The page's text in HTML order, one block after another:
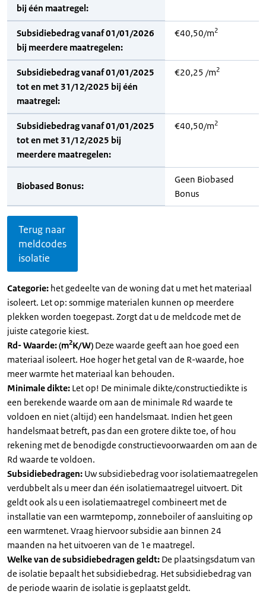
bij één maatregel:
Subsidiebedrag vanaf 01/01/2026
bij meerdere maatregelen:
€40,50/m2
Subsidiebedrag vanaf 01/01/2025
tot en met 31/12/2025 bij één
maatregel:
€20,25 /m2
Subsidiebedrag vanaf 01/01/2025
tot en met 31/12/2025 bij
meerdere maatregelen:
€40,50/m2
Biobased Bonus:
Geen Biobased
Bonus
Terug naar
meldcodes
isolatie
Categorie: het gedeelte van de woning dat u met het materiaal
isoleert. Let op: sommige materialen kunnen op meerdere
plekken worden toegepast. Zorgt dat u de meldcode met de
juiste categorie kiest.
Rd- Waarde: (m2K/W) Deze waarde geeft aan hoe goed een
materiaal isoleert. Hoe hoger het getal van de R-waarde, hoe
meer warmte het materiaal kan behouden.
Minimale dikte: Let op! De minimale dikte/constructiedikte is
een berekende waarde om aan de minimale Rd waarde te
voldoen en niet (altijd) een handelsmaat. Indien het geen
handelsmaat betreft, pas dan een grotere dikte toe, of hou
rekening met de benodigde constructievoorwaarden om aan de
Rd waarde te voldoen.
Subsidiebedragen: Uw subsidiebedrag voor isolatiemaatregelen
verdubbelt als u meer dan één isolatiemaatregel uitvoert. Dit
geldt ook als u een isolatiemaatregel combineert met de
installatie van een warmtepomp, zonneboiler of aansluiting op
een warmtenet. Vraag hiervoor subsidie aan binnen 24
maanden na het uitvoeren van de 1e maatregel.
Welke van de subsidiebedragen geldt: De plaatsingsdatum van
de isolatie bepaalt het subsidiebedrag. Het subsidiebedrag van
de periode waarin de isolatie is geplaatst geldt.